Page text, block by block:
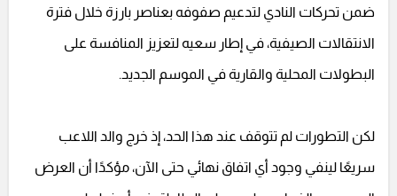
ضمن تحركات النادي لتدعيم صفوفه بعناصر بارزة خلال فترة
الانتقالات الصيفية، في إطار سعيه لتعزيز المنافسة على
البطولات المحلية والقارية في الموسم الجديد.
لكن التطورات لم تتوقف عند هذا الحد، إذ خرج والد اللاعب
سريعًا لينفي وجود أي اتفاق نهائي حتى الآن، مؤكدًا أن العرض